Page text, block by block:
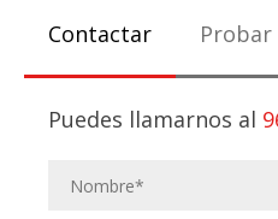
Contactar Probar
Puedes llamarnos al